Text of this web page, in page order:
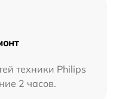
техники Philips
2 часов.